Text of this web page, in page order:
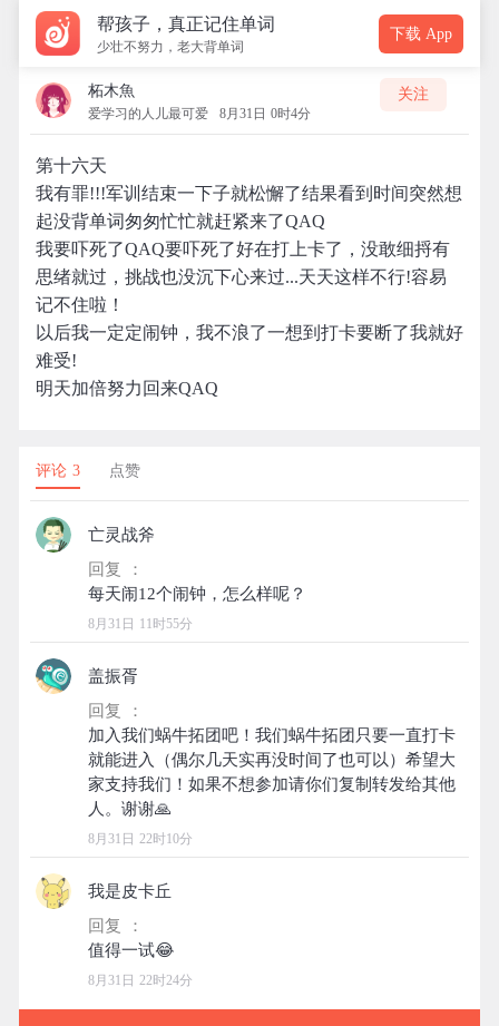
帮孩子，真正记住单词
少壮不努力，老大背单词
下载 App
柘木魚
爱学习的人儿最可爱 8月31日 0时4分
关注
第十六天
我有罪!!!军训结束一下子就松懈了结果看到时间突然想
起没背单词匆匆忙忙就赶紧来了QAQ
我要吓死了QAQ要吓死了好在打上卡了，没敢细捋有
思绪就过，挑战也没沉下心来过...天天这样不行!容易
记不住啦！
以后我一定定闹钟，我不浪了一想到打卡要断了我就好
难受!
明天加倍努力回来QAQ
评论 3 点赞
亡灵战斧
回复 ：
8月31日 11时55分
盖振胥
回复 ：
加入我们蜗牛拓团吧！我们蜗牛拓团只要一直打卡
就能进入（偶尔几天实再没时间了也可以）希望大
家支持我们！如果不想参加请你们复制转发给其他
8月31日 22时10分
我是皮卡丘
回复 ：
8月31日 22时24分